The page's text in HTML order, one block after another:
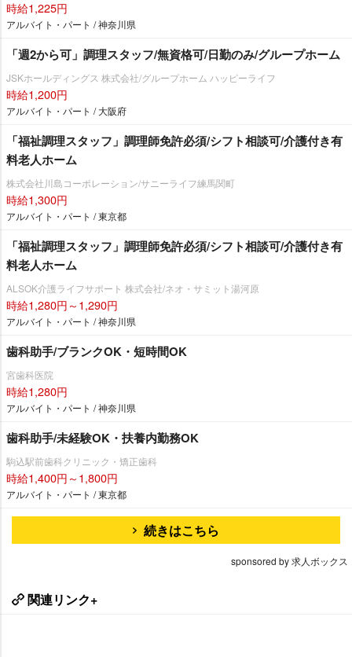
時給1,225円
アルバイト・パート / 神奈川県
「週2から可」調理スタッフ/無資格可/日勤のみ/グループホーム
JSKホールディングス 株式会社/グループホーム ハッピーライフ
時給1,200円
アルバイト・パート / 大阪府
「福祉調理スタッフ」調理師免許必須/シフト相談可/介護付き有
料老人ホーム
株式会社川島コーポレーション/サニーライフ練馬関町
時給1,300円
アルバイト・パート / 東京都
「福祉調理スタッフ」調理師免許必須/シフト相談可/介護付き有
料老人ホーム
ALSOK介護ライフサポート 株式会社/ネオ・サミット湯河原
時給1,280円～1,290円
アルバイト・パート / 神奈川県
歯科助手/ブランクOK・短時間OK
宮歯科医院
時給1,280円
アルバイト・パート / 神奈川県
歯科助手/未経験OK・扶養内勤務OK
駒込駅前歯科クリニック・矯正歯科
時給1,400円～1,800円
アルバイト・パート / 東京都
続きはこちら
sponsored by 求人ボックス
関連リンク+